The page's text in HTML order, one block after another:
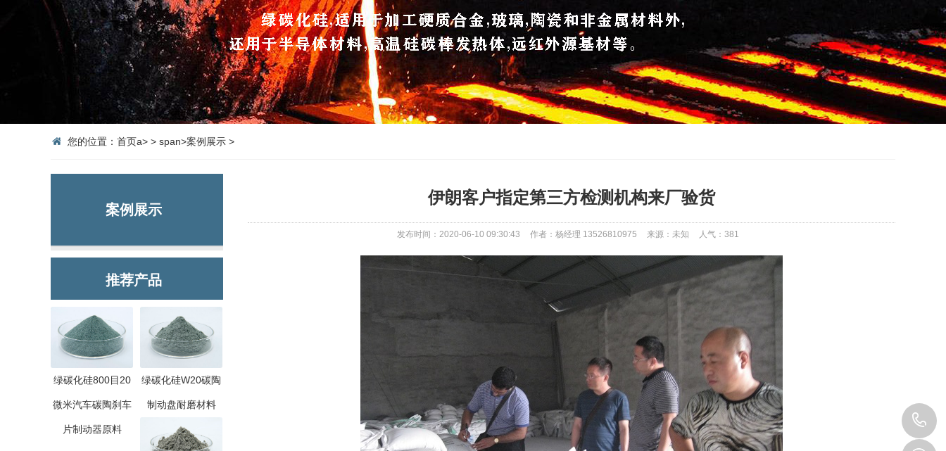
您的位置： 首页a> > span>案例展示 >
案例展示
推荐产品
绿碳化硅800目20
微米汽车碳陶刹车
片制动器原料
绿碳化硅W20碳陶
制动盘耐磨材料
伊朗客户指定第三方检测机构来厂验货
发布时间：2020-06-10 09:30:43 作者：杨经理 13526810975 来源：未知 人气： 381